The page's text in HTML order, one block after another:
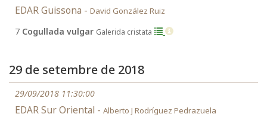
EDAR Guissona - David González Ruiz
7 Cogullada vulgar Galerida cristata
29 de setembre de 2018
29/09/2018 11:30:00
EDAR Sur Oriental - Alberto J Rodríguez Pedrazuela